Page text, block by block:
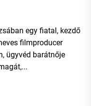
egy fiatal, kezdő
filmproducer
ügyvéd barátnője